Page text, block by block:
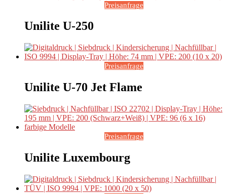
Preisanfrage
Unilite U-250
Preisanfrage
Unilite U-70 Jet Flame
Preisanfrage
Unilite Luxembourg